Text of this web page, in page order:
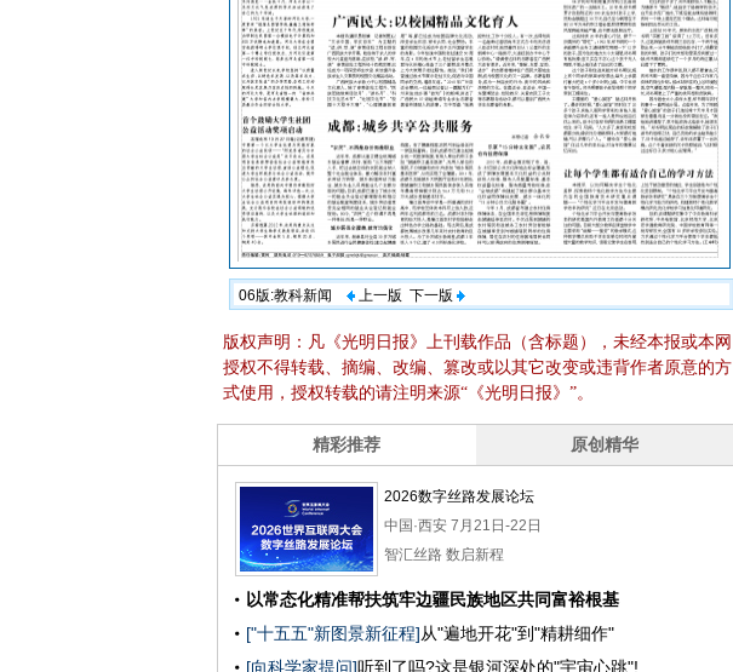
06版:教科新闻 上一版 下一版
版权声明：凡《光明日报》上刊载作品（含标题），未经本报或本网
授权不得转载、摘编、改编、篡改或以其它改变或违背作者原意的方
式使用，授权转载的请注明来源“《光明日报》”。